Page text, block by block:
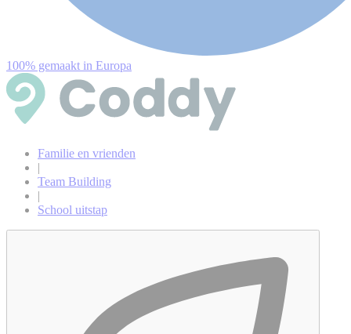
100% gemaakt in Europa
Familie en vrienden
|
Team Building
|
School uitstap